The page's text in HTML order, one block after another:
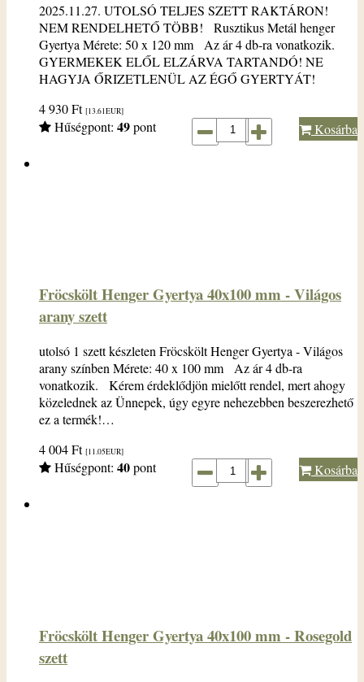
2025.11.27. UTOLSÓ TELJES SZETT RAKTÁRON!
NEM RENDELHETŐ TÖBB! Rusztikus Metál henger
Gyertya Mérete: 50 x 120 mm Az ár 4 db-ra vonatkozik.
GYERMEKEK ELŐL ELZÁRVA TARTANDÓ! NE
HAGYJA ŐRIZETLENÜL AZ ÉGŐ GYERTYÁT!
4 930Ft [13.61EUR]
Hűségpont: 49pont Kosárba
Fröcskölt Henger Gyertya 40x100 mm - Világos
arany szett
utolsó 1 szett készleten Fröcskölt Henger Gyertya - Világos
arany színben Mérete: 40 x 100 mm Az ár 4 db-ra
vonatkozik. Kérem érdeklődjön mielőtt rendel, mert ahogy
közelednek az Ünnepek, úgy egyre nehezebben beszerezhető
ez a termék!…
4 004Ft [11.05EUR]
Hűségpont: 40pont Kosárba
Fröcskölt Henger Gyertya 40x100 mm - Rosegold
szett